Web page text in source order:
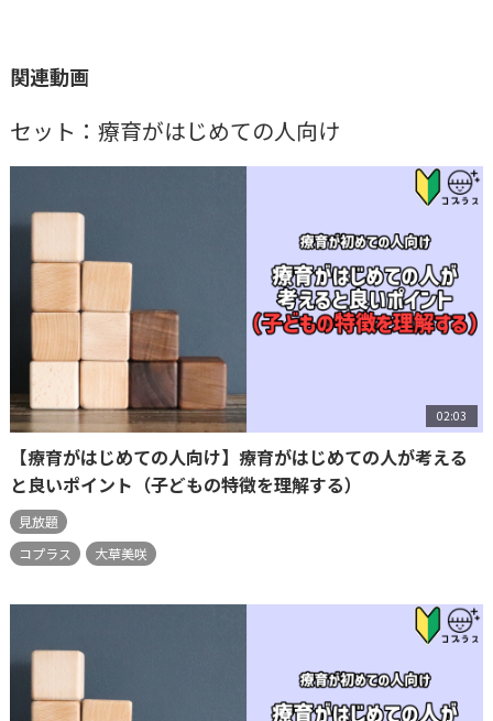
関連動画
セット：療育がはじめての人向け
02:03
【療育がはじめての人向け】療育がはじめての人が考える
と良いポイント（子どもの特徴を理解する）
見放題
コプラス
大草美咲